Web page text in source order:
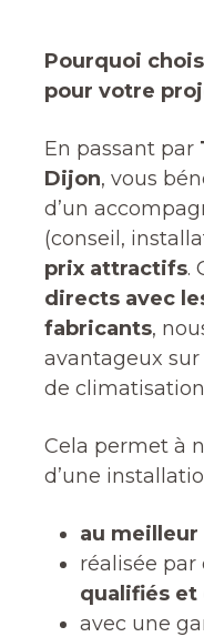
Pourquoi
pour votre
En passant par
Dijon, vous
d’un
(conseil,
prix attractifs.
directs avec
fabricants,
avantageux
de
Cela permet à
d’une
au
réalisée par
qualifiés et
avec une